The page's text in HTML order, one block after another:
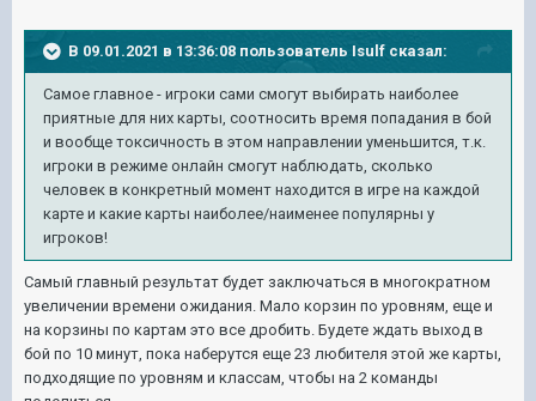
В 09.01.2021 в 13:36:08 пользователь Isulf сказал:
Самое главное - игроки сами смогут выбирать наиболее
приятные для них карты, соотносить время попадания в бой
и вообще токсичность в этом направлении уменьшится, т.к.
игроки в режиме онлайн смогут наблюдать, сколько
человек в конкретный момент находится в игре на каждой
карте и какие карты наиболее/наименее популярны у
игроков!
Самый главный результат будет заключаться в многократном
увеличении времени ожидания. Мало корзин по уровням, еще и
на корзины по картам это все дробить. Будете ждать выход в
бой по 10 минут, пока наберутся еще 23 любителя этой же карты,
подходящие по уровням и классам, чтобы на 2 команды